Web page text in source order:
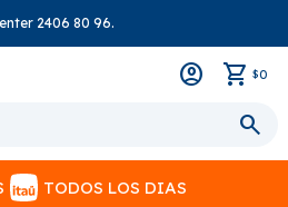
2406 80 96.
$0
TODOS LOS DIAS